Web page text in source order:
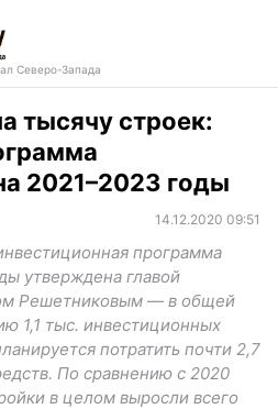
Северо-Запада
тысячу строек:
2021–2023 годы
14.12.2020 09:51
программа
утверждена главой
Решетниковым — в общей
1,1 тыс. инвестиционных
потратить почти 2,7
По сравнению с 2020
в целом выросли всего